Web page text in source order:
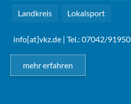
Landkreis Lokalsport
info[at]vkz.de | Tel.: 07042/91950
mehr erfahren